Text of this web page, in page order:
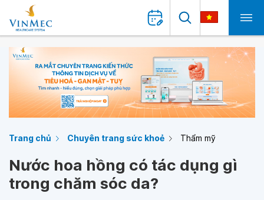
Trang chủ Chuyên trang sức khoẻ Thẩm mỹ
Nước hoa hồng có tác dụng gì
trong chăm sóc da?